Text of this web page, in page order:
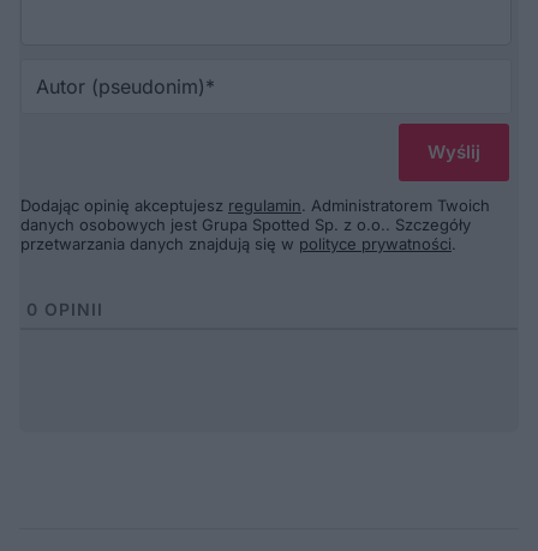
Dodając opinię akceptujesz regulamin. Administratorem Twoich
danych osobowych jest Grupa Spotted Sp. z o.o.. Szczegóły
przetwarzania danych znajdują się w polityce prywatności.
0 OPINII